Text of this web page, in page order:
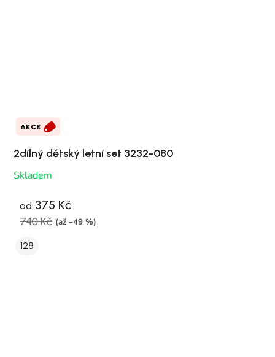
AKCE
2dílný dětský letní set 3232-080
Skladem
od 375 Kč
740 Kč (až –49 %)
128